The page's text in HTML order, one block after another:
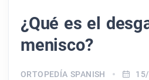
¿Qué es el
menisco?
ORTOPEDÍA SPANISH